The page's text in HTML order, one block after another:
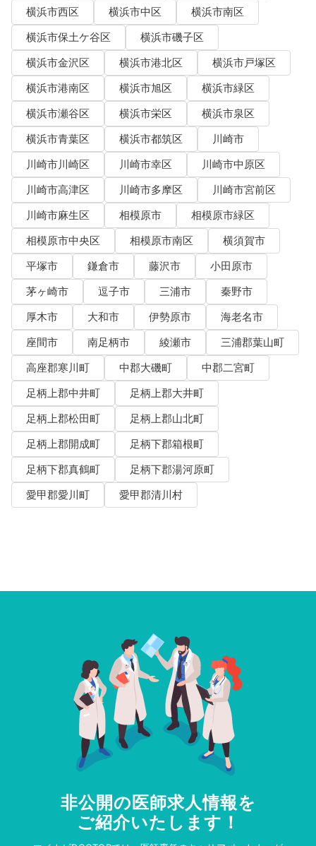
横浜市西区
横浜市中区
横浜市南区
横浜市保土ケ谷区
横浜市磯子区
横浜市金沢区
横浜市港北区
横浜市戸塚区
横浜市港南区
横浜市旭区
横浜市緑区
横浜市瀬谷区
横浜市栄区
横浜市泉区
横浜市青葉区
横浜市都筑区
川崎市
川崎市川崎区
川崎市幸区
川崎市中原区
川崎市高津区
川崎市多摩区
川崎市宮前区
川崎市麻生区
相模原市
相模原市緑区
相模原市中央区
相模原市南区
横須賀市
平塚市
鎌倉市 藤沢市
小田原市
茅ヶ崎市
逗子市 三浦市
秦野市
厚木市
大和市 伊勢原市
海老名市
座間市
南足柄市 綾瀬市
三浦郡葉山町
高座郡寒川町
中郡大磯町
中郡二宮町
足柄上郡中井町
足柄上郡大井町
足柄上郡松田町
足柄上郡山北町
足柄上郡開成町
足柄下郡箱根町
足柄下郡真鶴町
足柄下郡湯河原町
愛甲郡愛川町
愛甲郡清川村
非公開の医師求人情報を
ご紹介いたします！